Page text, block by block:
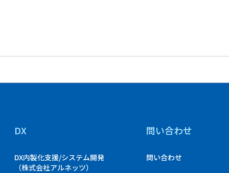
DX
DX内製化支援/システム開発
（株式会社アルネッツ）
問い合わせ
問い合わせ